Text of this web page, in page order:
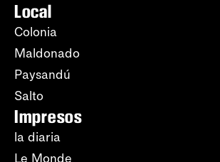
Local
Colonia
Maldonado
Paysandú
Salto
Impresos
la diaria
Le Monde